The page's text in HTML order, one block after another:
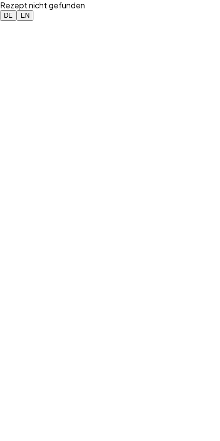
Rezept nicht gefunden
DE EN